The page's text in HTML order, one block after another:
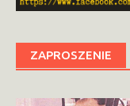
ZAPROSZENIE